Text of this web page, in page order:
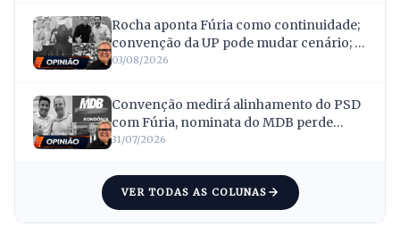
Rocha aponta Fúria como continuidade;
convenção da UP pode mudar cenário; e
caravanas mostram força
03/08/2026
Convenção medirá alinhamento do PSD
com Fúria, nominata do MDB perde
força e vaidade leva Confúcio ao recuo
31/07/2026
VER TODAS AS COLUNAS